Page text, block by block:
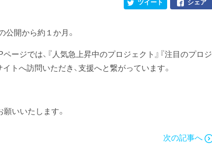
開から約１か月。
ジでは、『人気急上昇中のプロジェクト』『注目のプロジ
トへ訪問いただき、支援へと繋がっています。
いいたします。
次の記事へ